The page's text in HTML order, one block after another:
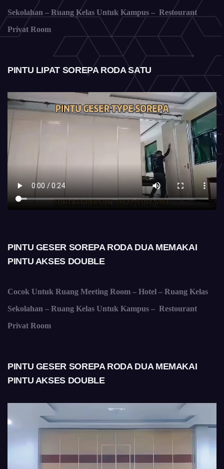
Sekolahan – Ruang Kelas Untuk Kampus – Restourant
Privat Room
PINTU LIPAT SOREPA RODA SATU
PINTU GESER SOREPA RODA DUA MEMAKAI
PINTU AKSES DOUBLE
Cocok Untuk Ruang Meeting Room – Hotel – Ruang Kelas
Sekolahan – Ruang Kelas Untuk Kampus – Restourant
Privat Room
PINTU GESER SOREPA RODA DUA MEMAKAI
PINTU AKSES DOUBLE